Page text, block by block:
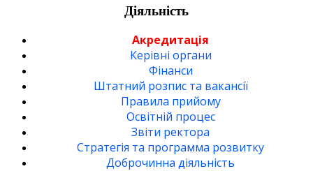
Діяльність
Акредитація
Керівні органи
Фінанси
Штатний розпис та вакансії
Правила прийому
Освітній процес
Звіти ректора
Стратегія та программа розвитку
Доброчинна діяльність